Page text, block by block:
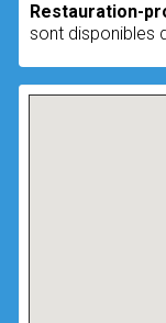
Restauration-
sont disponibles